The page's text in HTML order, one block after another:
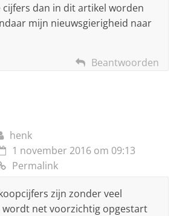
cijfers dan in dit artikel worden
mijn nieuwsgierigheid naar
Beantwoorden
henk
1 november 2016 om 09:13
Permalink
zijn zonder veel
wordt net voorzichtig opgestart